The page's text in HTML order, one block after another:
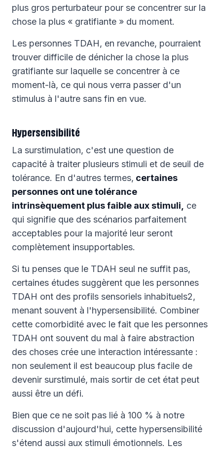
plus gros perturbateur pour se concentrer sur la
chose la plus « gratifiante » du moment.
Les personnes TDAH, en revanche, pourraient
trouver difficile de dénicher la chose la plus
gratifiante sur laquelle se concentrer à ce
moment-là, ce qui nous verra passer d'un
stimulus à l'autre sans fin en vue.
Hypersensibilité
La surstimulation, c'est une question de
capacité à traiter plusieurs stimuli et de seuil de
tolérance. En d'autres termes, certaines
personnes ont une tolérance
intrinsèquement plus faible aux stimuli, ce
qui signifie que des scénarios parfaitement
acceptables pour la majorité leur seront
complètement insupportables.
Si tu penses que le TDAH seul ne suffit pas,
certaines études suggèrent que les personnes
TDAH ont des profils sensoriels inhabituels2,
menant souvent à l'hypersensibilité. Combiner
cette comorbidité avec le fait que les personnes
TDAH ont souvent du mal à faire abstraction
des choses crée une interaction intéressante :
non seulement il est beaucoup plus facile de
devenir surstimulé, mais sortir de cet état peut
aussi être un défi.
Bien que ce ne soit pas lié à 100 % à notre
discussion d'aujourd'hui, cette hypersensibilité
s'étend aussi aux stimuli émotionnels. Les